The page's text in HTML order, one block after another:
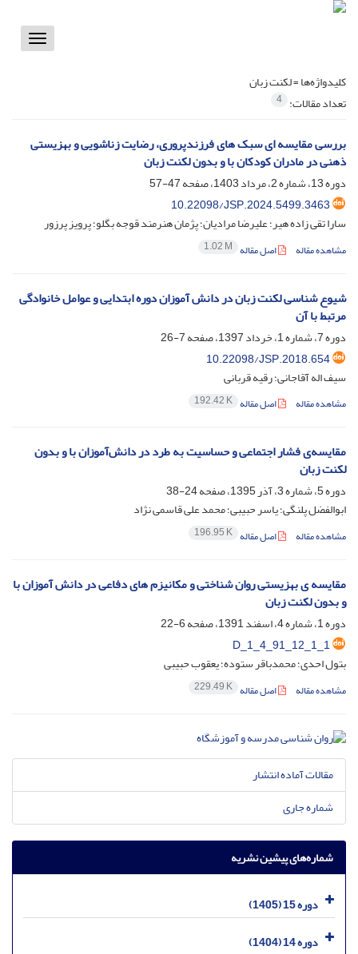
Toggle
کلیدواژه‌ها =لکنت زبان
تعداد مقالات: 4
بررسی مقایسه ای سبک های فرزندپروری، رضایت زناشویی و بهزیستی
ذهنی در مادران کودکان با و بدون لکنت زبان
دوره 13، شماره 2، مرداد 1403، صفحه
47-57
10.22098/JSP.2024.5499.3463
سارا تقی زاده هیر؛ علیرضا مرادیان؛ پژمان هنرمند قوجه بگلو؛ پرویز پرزور
مشاهده مقاله اصل مقاله 1.02 M
شیوع شناسی لکنت زبان در دانش آموزان دوره ابتدایی و عوامل خانوادگی
مرتبط با آن
دوره 7، شماره 1، خرداد 1397، صفحه
7-26
10.22098/JSP.2018.654
سیف اله آقاجانی؛ رقیه قربانی
مشاهده مقاله اصل مقاله 192.42 K
مقایسه‌ی فشار اجتماعی و حساسیت به طرد در دانش‌آموزان با و بدون
لکنت زبان
دوره 5، شماره 3، آذر 1395، صفحه
24-38
ابوالفضل پلنگی؛ یاسر حبیبی؛ محمد علی قاسمی نژاد
مشاهده مقاله اصل مقاله 196.95 K
مقایسه ی بهزیستی روان شناختی و مکانیزم های دفاعی در دانش آموزان با
و بدون لکنت زبان
دوره 1، شماره 4، اسفند 1391، صفحه
6-22
D_1_4_91_12_1_1
بتول احدی؛ محمدباقر ستوده؛ یعقوب حبیبی
مشاهده مقاله اصل مقاله 229.49 K
مقالات آماده انتشار
شماره جاری
شماره‌های پیشین نشریه
دوره 15 (1405)
دوره 14 (1404)